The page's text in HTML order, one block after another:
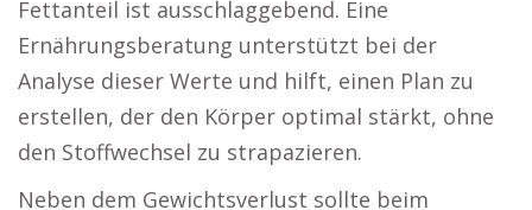
Fettanteil ist ausschlaggebend. Eine
Ernährungsberatung unterstützt bei der
Analyse dieser Werte und hilft, einen Plan zu
erstellen, der den Körper optimal stärkt, ohne
den Stoffwechsel zu strapazieren.
Neben dem Gewichtsverlust sollte beim